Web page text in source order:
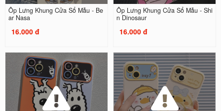
Ốp Lưng Khung Cửa Sổ Mẫu - Be
ar Nasa
16.000 đ
Ốp Lưng Khung Cửa Sổ Mẫu - Shi
n Dinosaur
16.000 đ